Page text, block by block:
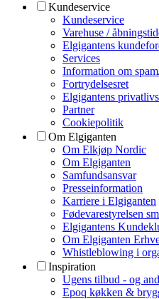
Kundeservice
Kundeservice
Varehuse /
Elgigantens
Services
Information om
Fortrydelsesret
Elgigantens
Partner
Cookiepolitik
Om Elgiganten
Om Elkjøp Nordic
Om Elgiganten
Samfundsansvar
Presseinformation
Karriere i Elgiganten
Fødevarestyrelsen
Elgigantens
Om Elgiganten
Whistleblowing i
Inspiration
Ugens tilbud - og
Epoq køkken &